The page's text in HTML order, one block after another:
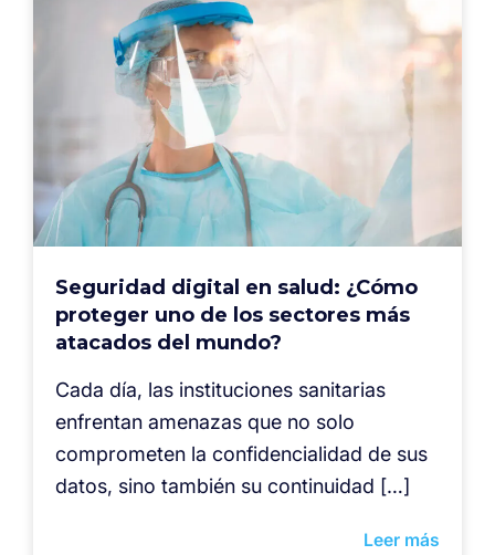
Seguridad digital en salud: ¿Cómo
proteger uno de los sectores más
atacados del mundo?
Cada día, las instituciones sanitarias
enfrentan amenazas que no solo
comprometen la confidencialidad de sus
datos, sino también su continuidad […]
Leer más